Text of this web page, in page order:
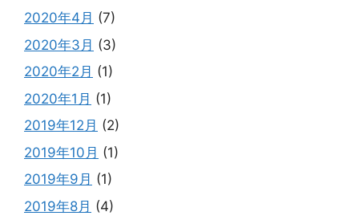
2020年4月 (7)
2020年3月 (3)
2020年2月 (1)
2020年1月 (1)
2019年12月 (2)
2019年10月 (1)
2019年9月 (1)
2019年8月 (4)